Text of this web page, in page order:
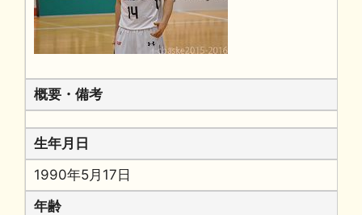
概要・備考
生年月日
1990年5月17日
年齢